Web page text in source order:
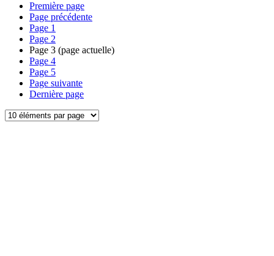
Première page
Page précédente
Page 1
Page 2
Page 3 (page actuelle)
Page 4
Page 5
Page suivante
Dernière page